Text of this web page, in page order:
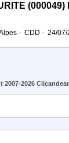
(000049)
- CDD - 24/07/
2007-2026